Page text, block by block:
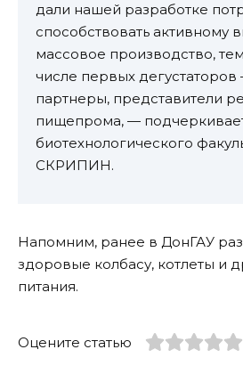
дали нашей разработке
способствовать активному
массовое производство,
числе первых
партнеры, представители
пищепрома, —
биотехнологического
СКРИПИН.
Напомним, ранее в ДонГАУ
здоровые колбасу, котлеты и
питания.
Оцените статью